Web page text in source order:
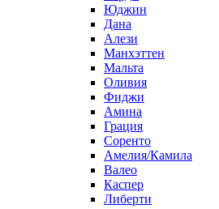
Юджин
Дана
Алези
Манхэттен
Мальта
Оливия
Фиджи
Амина
Грация
Соренто
Амелия/Камила
Валео
Каспер
Либерти